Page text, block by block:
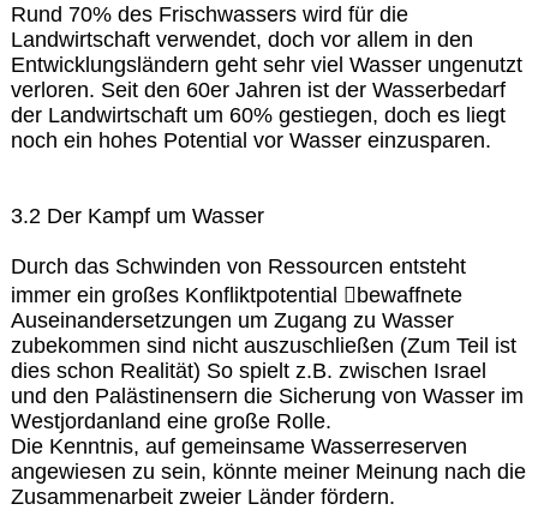
Rund 70% des Frischwassers wird für die
Landwirtschaft verwendet, doch vor allem in den
Entwicklungsländern geht sehr viel Wasser ungenutzt
verloren. Seit den 60er Jahren ist der Wasserbedarf
der Landwirtschaft um 60% gestiegen, doch es liegt
noch ein hohes Potential vor Wasser einzusparen.
3.2 Der Kampf um Wasser
Durch das Schwinden von Ressourcen entsteht
immer ein großes Konfliktpotential bewaffnete
Auseinandersetzungen um Zugang zu Wasser
zubekommen sind nicht auszuschließen (Zum Teil ist
dies schon Realität) So spielt z.B. zwischen Israel
und den Palästinensern die Sicherung von Wasser im
Westjordanland eine große Rolle.
Die Kenntnis, auf gemeinsame Wasserreserven
angewiesen zu sein, könnte meiner Meinung nach die
Zusammenarbeit zweier Länder fördern.